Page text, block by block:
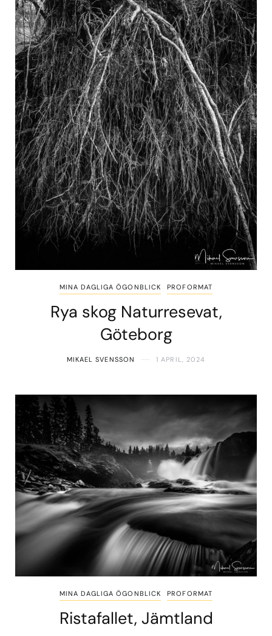
MINA DAGLIGA ÖGONBLICK PROFORMAT
Rya skog Naturresevat,
Göteborg
MIKAEL SVENSSON 1 APRIL, 2024
MINA DAGLIGA ÖGONBLICK PROFORMAT
Ristafallet, Jämtland